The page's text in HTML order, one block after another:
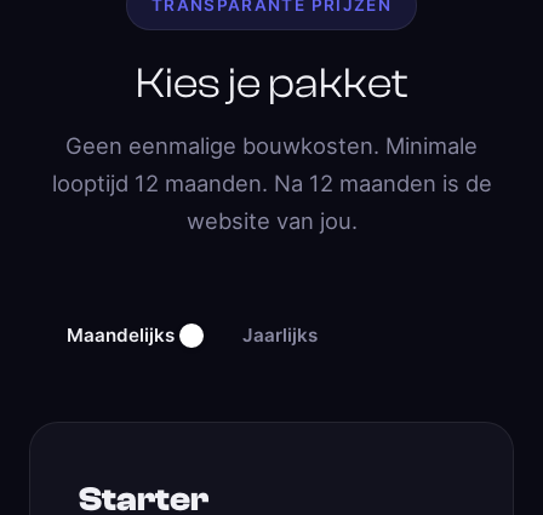
TRANSPARANTE PRIJZEN
Kies je pakket
Geen eenmalige bouwkosten. Minimale
looptijd 12 maanden. Na 12 maanden is de
website van jou.
Maandelijks Jaarlijks
Starter